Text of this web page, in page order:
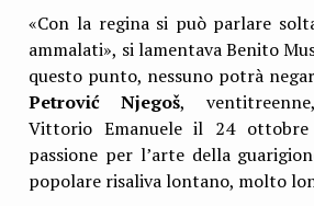
«Con la regina si può parlare
ammalati», si lamentava Benito
questo punto, nessuno potrà
Petrović Njegoš,
Vittorio Emanuele il 24
passione per l’arte della
popolare risaliva lontano, molto